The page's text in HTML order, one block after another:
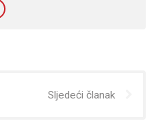
Sljedeći članak